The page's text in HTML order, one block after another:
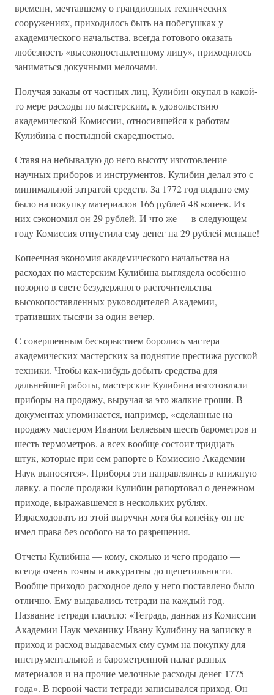
времени, мечтавшему о грандиозных технических
сооружениях, приходилось быть на побегушках у
академического начальства, всегда готового оказать
любезность «высокопоставленному лицу», приходилось
заниматься докучными мелочами.
Получая заказы от частных лиц, Кулибин окупал в какой-
то мере расходы по мастерским, к удовольствию
академической Комиссии, относившейся к работам
Кулибина с постыдной скаредностью.
Ставя на небывалую до него высоту изготовление
научных приборов и инструментов, Кулибин делал это с
минимальной затратой средств. За 1772 год выдано ему
было на покупку материалов 166 рублей 48 копеек. Из
них сэкономил он 29 рублей. И что же — в следующем
году Комиссия отпустила ему денег на 29 рублей меньше!
Копеечная экономия академического начальства на
расходах по мастерским Кулибина выглядела особенно
позорно в свете безудержного расточительства
высокопоставленных руководителей Академии,
тративших тысячи за один вечер.
С совершенным бескорыстием боролись мастера
академических мастерских за поднятие престижа русской
техники. Чтобы как-нибудь добыть средства для
дальнейшей работы, мастерские Кулибина изготовляли
приборы на продажу, выручая за это жалкие гроши. В
документах упоминается, например, «сделанные на
продажу мастером Иваном Беляевым шесть барометров и
шесть термометров, а всех вообще состоит тридцать
штук, которые при сем рапорте в Комиссию Академии
Наук выносятся». Приборы эти направлялись в книжную
лавку, а после продажи Кулибин рапортовал о денежном
приходе, выражавшемся в нескольких рублях.
Израсходовать из этой выручки хотя бы копейку он не
имел права без особого на то разрешения.
Отчеты Кулибина — кому, сколько и чего продано —
всегда очень точны и аккуратны до щепетильности.
Вообще приходо-расходное дело у него поставлено было
отлично. Ему выдавались тетради на каждый год.
Название тетради гласило: «Тетрадь, данная из Комиссии
Академии Наук механику Ивану Кулибину на записку в
приход и расход выдаваемых ему сумм на покупку для
инструментальной и барометренной палат разных
материалов и на прочие мелочные расходы денег 1775
года». В первой части тетради записывался приход. Он